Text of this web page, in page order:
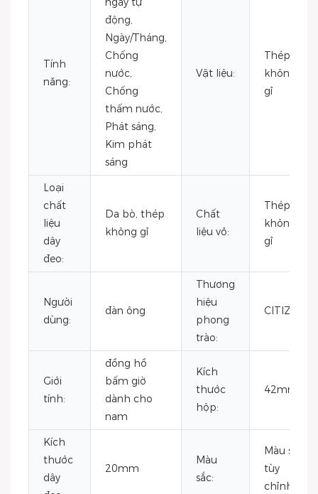
Tính
năng:
động,
Ngày/Tháng,
Chống
nước,
Chống
thấm nước,
Phát sáng,
Kim phát
sáng
Vật liệu:
Thép
không
gỉ
Loại
chất
liệu
dây
đeo:
Da bò, thép
không gỉ
Chất
liệu vỏ:
Thép
không
gỉ
Người
dùng:
đàn ông
Thương
hiệu
phong
trào:
CITIZEN
Giới
tính:
đồng hồ
bấm giờ
dành cho
nam
Kích
thước
hộp:
42mm
Kích
thước
dây
20mm
Màu
sắc:
Màu sắc
tùy
chỉnh